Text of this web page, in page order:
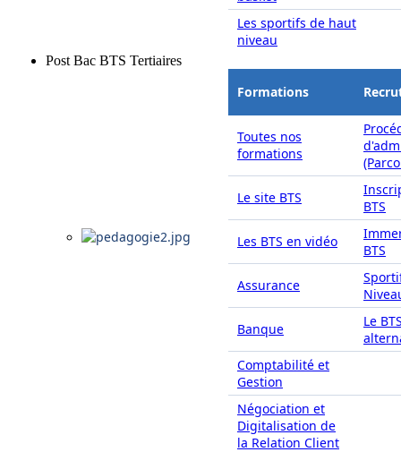
Les sportifs de haut
niveau
Post Bac BTS Tertiaires
Formations
Toutes nos
formations
Le site BTS
BTS
Les BTS en vidéo
BTS
Assurance
Banque
Le
Comptabilité et
Gestion
Négociation et
Digitalisation de
la Relation Client